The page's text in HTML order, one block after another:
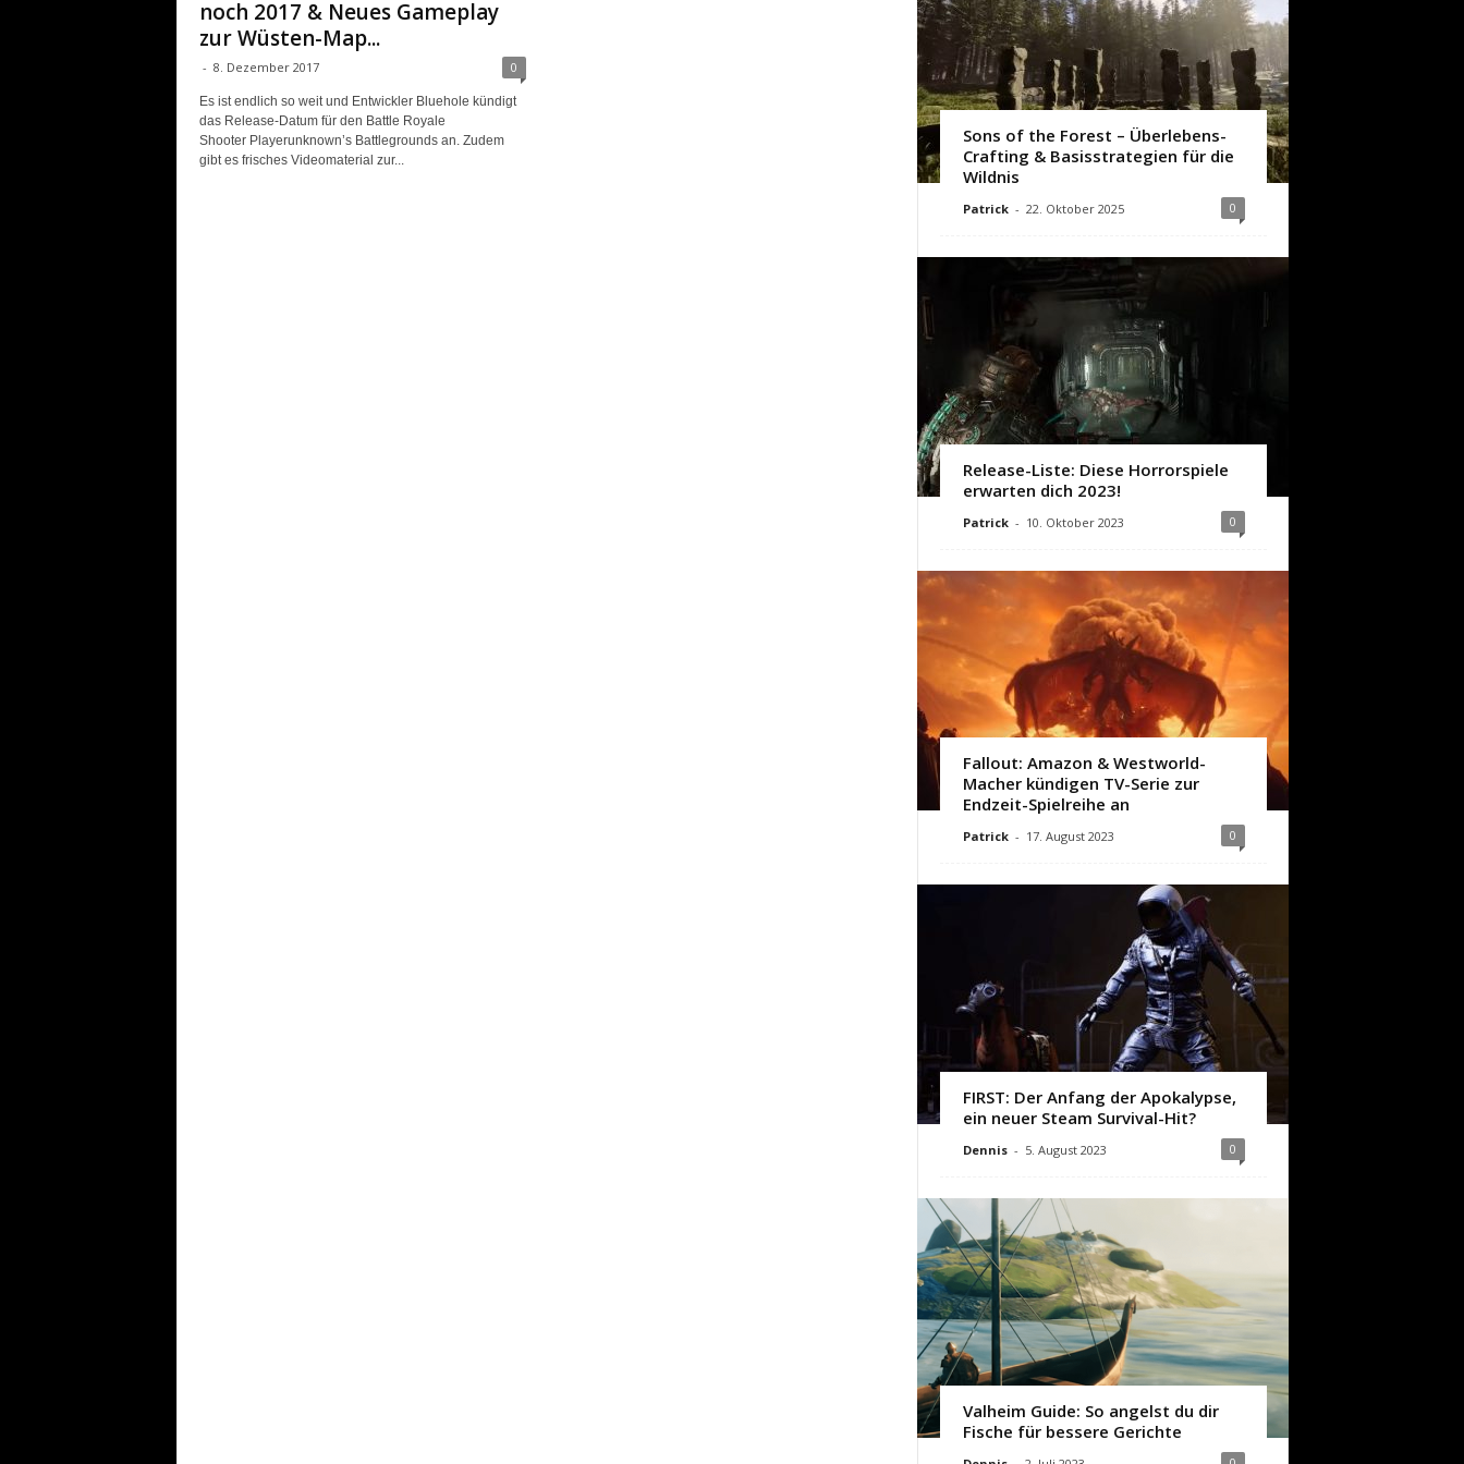
noch 2017 & Neues Gameplay
zur Wüsten-Map...
- 8. Dezember 2017 0
Es ist endlich so weit und Entwickler Bluehole kündigt
das Release-Datum für den Battle Royale
Shooter Playerunknown’s Battlegrounds an. Zudem
gibt es frisches Videomaterial zur...
Sons of the Forest – Überlebens-
Crafting & Basisstrategien für die
Wildnis
Patrick - 22. Oktober 2025 0
Release-Liste: Diese Horrorspiele
erwarten dich 2023!
Patrick - 10. Oktober 2023 0
Fallout: Amazon & Westworld-
Macher kündigen TV-Serie zur
Endzeit-Spielreihe an
Patrick - 17. August 2023 0
FIRST: Der Anfang der Apokalypse,
ein neuer Steam Survival-Hit?
Dennis - 5. August 2023 0
Valheim Guide: So angelst du dir
Fische für bessere Gerichte